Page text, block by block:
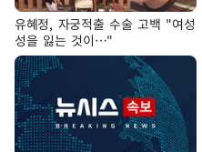
유혜정, 자궁적출 수술 고백 "여성
성을 잃는 것이…"